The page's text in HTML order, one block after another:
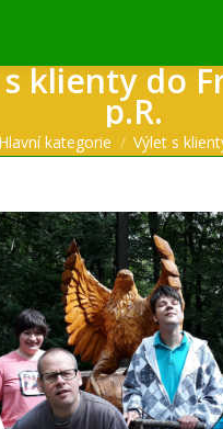
klienty do
p.R.
Hlavní kategorie Výlet s